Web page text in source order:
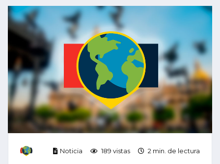
Noticia 189 vistas 2 min. de lectura